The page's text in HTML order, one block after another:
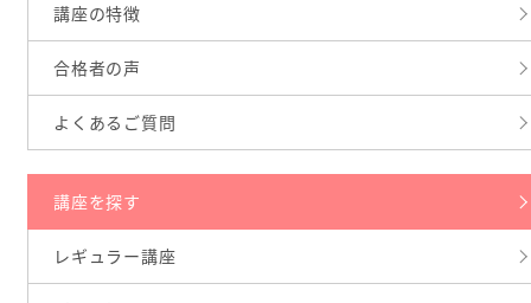
講座の特徴
合格者の声
よくあるご質問
講座を探す
レギュラー講座